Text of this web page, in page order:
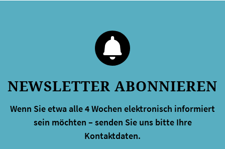
NEWSLETTER ABONNIEREN
Wenn Sie etwa alle 4 Wochen elektronisch informiert
sein möchten – senden Sie uns bitte Ihre
Kontaktdaten.